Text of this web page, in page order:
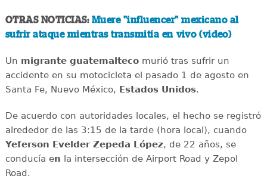
OTRAS NOTICIAS: Muere "influencer" mexicano al
sufrir ataque mientras transmitía en vivo (video)
Un migrante guatemaltecomurió tras sufrir un
accidente en su motocicleta el pasado 1 de agosto en
Santa Fe, Nuevo México, Estados Unidos.
De acuerdo con autoridades locales, el hecho se registró
alrededor de las 3:15 de la tarde (hora local), cuando
Yeferson Evelder Zepeda López, de 22 años, se
conducía en la intersección de Airport Road y Zepol
Road.